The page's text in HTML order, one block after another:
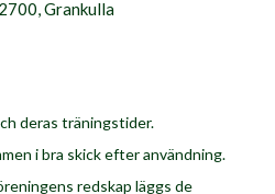
Grankulla
deras träningstider.
i bra skick efter användning.
redskap läggs de